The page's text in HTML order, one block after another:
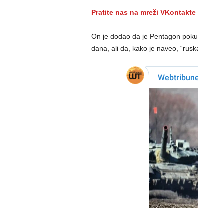
Pratite nas na mreži VKontakte
On je dodao da je Pentagon
dana, ali da, kako je naveo,